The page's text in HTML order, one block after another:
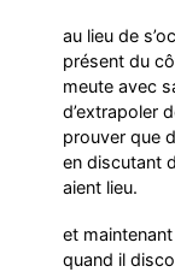
au lieu de
présent du
meute avec
d’extrapoler
prouver que
en discutant
aient lieu.
et
quand il